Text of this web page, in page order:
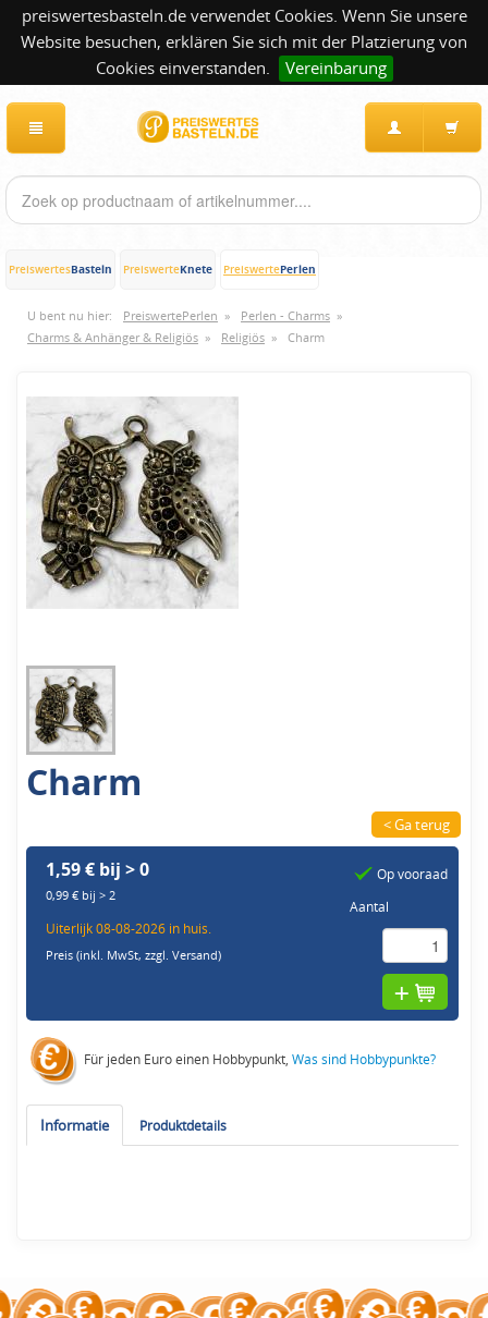
preiswertesbasteln.de verwendet Cookies. Wenn Sie unsere
Website besuchen, erklären Sie sich mit der Platzierung von
Cookies einverstanden.
Vereinbarung
PreiswertesBasteln PreiswerteKnete PreiswertePerlen
U bent nu hier: PreiswertePerlen » Perlen - Charms »
Charms & Anhänger & Religiös » Religiös » Charm
Charm
< Ga terug
1,59 € bij > 0
0,99 € bij > 2
Uiterlijk 08-08-2026 in huis.
Preis (inkl. MwSt,zzgl. Versand)
Op vooraad
Aantal
Für jeden Euro einen Hobbypunkt,Was sind Hobbypunkte?
Informatie Produktdetails